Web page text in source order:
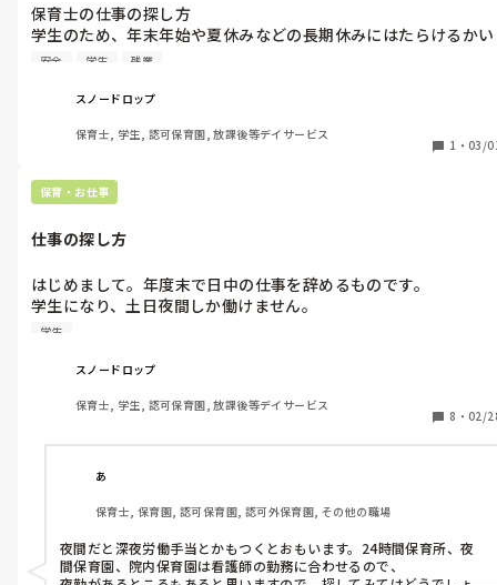
保育士の仕事の探し方
学生のため、年末年始や夏休みなどの長期休みにはたらけるかい
しゃを探しています。
未払いや残業代未払いがあるため）。
教えてください。
安全 学生 残業
スノードロップ
保育士, 学生, 認可保育園, 放課後等デイサービス
1 ・ 03/
保育・お仕事
仕事の探し方
はじめまして。年度末で日中の仕事を辞めるものです。
学生になり、土日夜間しか働けません。
土日夜間（18時から翌朝7時まで）だけで手取り15万程度は難し
どうやって働きながら学生するか迷っていて、もはや保育に拘ら
何かアドバイスあれば教えてください。
学生
スノードロップ
保育士, 学生, 認可保育園, 放課後等デイサービス
8 ・ 02/
あ
保育士, 保育園, 認可保育園, 認可外保育園, その他の職場
夜間だと深夜労働手当とかもつくとおもいます。24時間保育所、夜
間保育園、院内保育園は看護師の勤務に合わせるので、